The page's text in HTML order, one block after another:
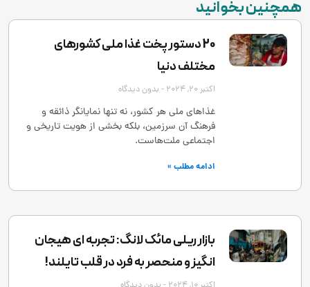
همچنین بخوانید
20 دستور پخت غذا ملی کشورهای
مختلف دنیا
اکتبر 20, 2024 بدون دیدگاه
غذاهای ملی هر کشور، نه تنها نمایانگر ذائقه و
فرهنگ آن سرزمین، بلکه بخشی از هویت تاریخی و
اجتماعی ملت‌هاست.
ادامه مطلب »
بازار ریلی مائک لانگ: تجربه ‌ای هیجان
‌انگیز و منحصر به‌ فرد در قلب تایلند!